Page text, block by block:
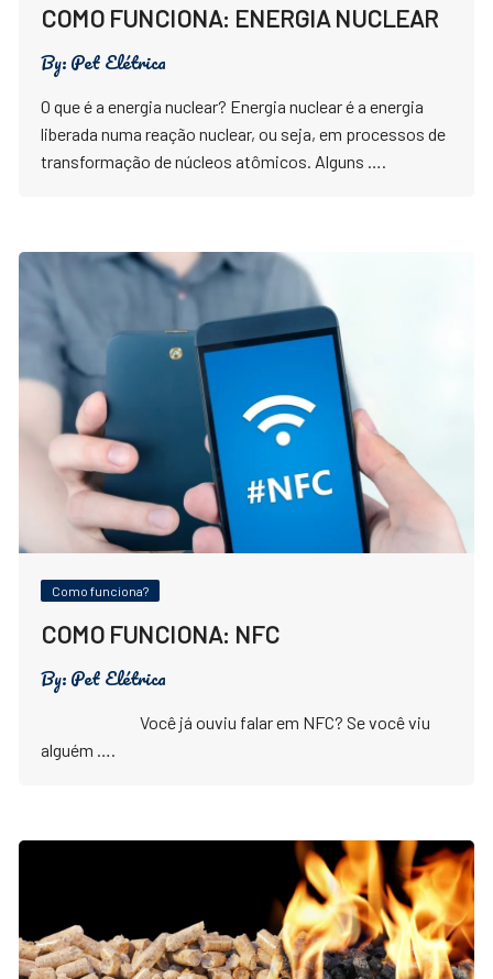
COMO FUNCIONA: ENERGIA NUCLEAR
By:Pet Elétrica
O que é a energia nuclear? Energia nuclear é a energia
liberada numa reação nuclear, ou seja, em processos de
transformação de núcleos atômicos. Alguns ….
Como funciona?
COMO FUNCIONA: NFC
By:Pet Elétrica
Você já ouviu falar em NFC? Se você viu
alguém ….